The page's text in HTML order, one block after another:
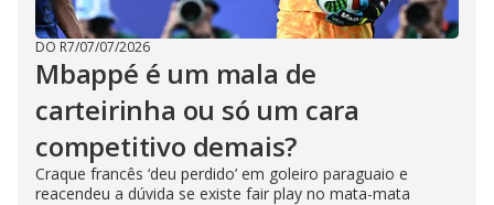
DO R7/07/07/2026
Mbappé é um mala de
carteirinha ou só um cara
competitivo demais?
Craque francês ‘deu perdido’ em goleiro paraguaio e
reacendeu a dúvida se existe fair play no mata-mata